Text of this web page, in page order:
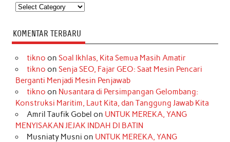
Kategori
KOMENTAR TERBARU
tikno on Soal Ikhlas, Kita Semua Masih Amatir
tikno on Senja SEO, Fajar GEO: Saat Mesin Pencari
Berganti Menjadi Mesin Penjawab
tikno on Nusantara di Persimpangan Gelombang:
Konstruksi Maritim, Laut Kita, dan Tanggung Jawab Kita
Amril Taufik Gobel on UNTUK MEREKA, YANG
MENYISAKAN JEJAK INDAH DI BATIN
Musniaty Musni on UNTUK MEREKA, YANG